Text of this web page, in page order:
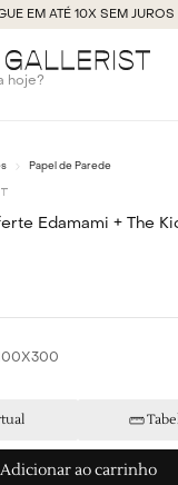
EM ATÉ 10X SEM JUROS
hoje?
Papel de Parede
Edamami + The
Adicionar ao carrinho